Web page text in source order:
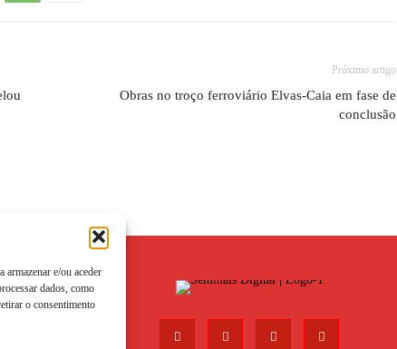
armazenar e/ou aceder
dados, como
o consentimento
Próximo artigo
Obras no troço ferroviário Elvas-Caia em fase de
conclusão